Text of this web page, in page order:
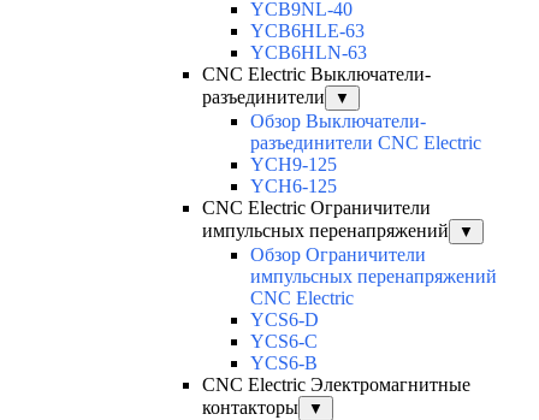
YCB9NL-40
YCB6HLE-63
YCB6HLN-63
CNC Electric Выключатели-
разъединители
▼
Обзор Выключатели-
разъединители CNC Electric
YCH9-125
YCH6-125
CNC Electric Ограничители
импульсных перенапряжений
▼
Обзор Ограничители
импульсных перенапряжений
CNC Electric
YCS6-D
YCS6-C
YCS6-B
CNC Electric Электромагнитные
контакторы
▼